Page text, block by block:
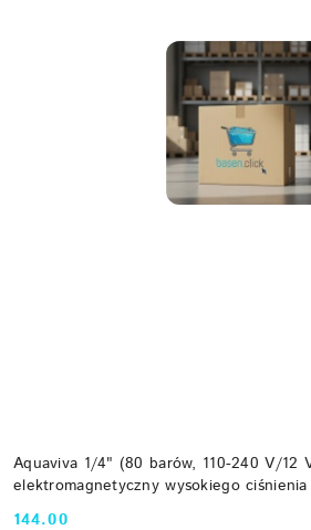
Aquaviva 1/4" (80 barów, 110-240 V/12
elektromagnetyczny wysokiego ciśnienia
144.00